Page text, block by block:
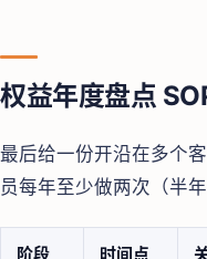
权益年度盘点
最后给一份开沿在多个
员每年至少做两次（半
阶段 时间点